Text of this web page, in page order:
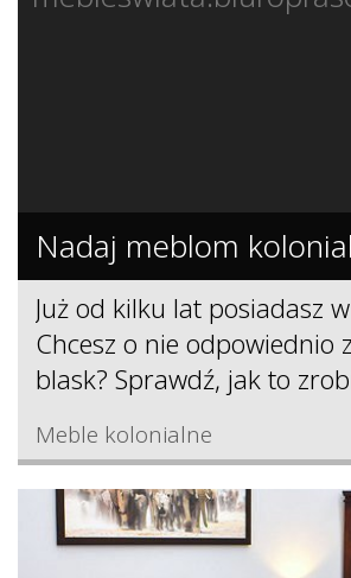
Nadaj meblom
Już od kilku lat posiadasz
Chcesz o nie
blask? Sprawdź, jak to
Meble kolonialne